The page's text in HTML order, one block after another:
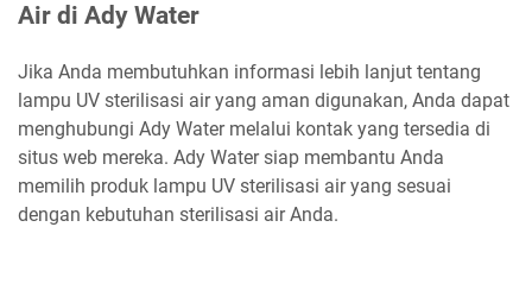
Air di Ady Water
Jika Anda membutuhkan informasi lebih lanjut tentang
lampu UV sterilisasi air yang aman digunakan, Anda dapat
menghubungi Ady Water melalui kontak yang tersedia di
situs web mereka. Ady Water siap membantu Anda
memilih produk lampu UV sterilisasi air yang sesuai
dengan kebutuhan sterilisasi air Anda.